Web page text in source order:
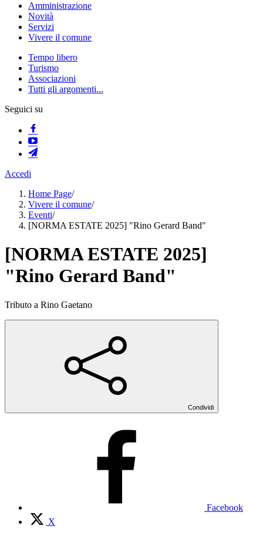
Amministrazione
Novità
Servizi
Vivere il comune
Tempo libero
Turismo
Associazioni
Tutti gli argomenti...
Seguici su
Accedi
Home Page/
Vivere il comune/
Eventi/
[NORMA ESTATE 2025] "Rino Gerard Band"
[NORMA ESTATE 2025]
"Rino Gerard Band"
Tributo a Rino Gaetano
Condividi
Facebook
X